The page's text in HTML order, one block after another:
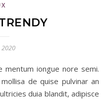
2020
de quise pulvinar an
duia blandit, adipisce